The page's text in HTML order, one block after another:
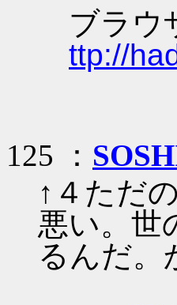
ブラウ
ttp://
125 ：
↑４ただ
悪い。世
るんだ。